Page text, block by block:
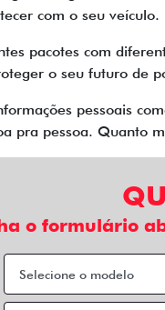
com o seu veículo.
pacotes com
o seu futuro de
pessoais
pra pessoa. Quanto
o formulário